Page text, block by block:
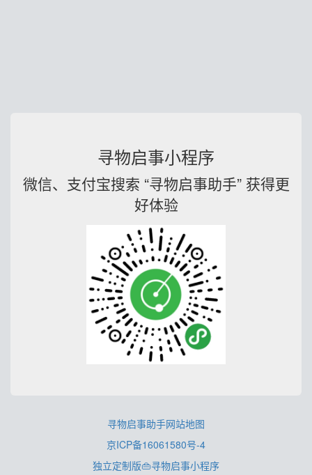
寻物启事小程序
微信、支付宝搜索 “寻物启事助手” 获得更
好体验
寻物启事助手网站地图
京ICP备16061580号-4
独立定制版👜寻物启事小程序